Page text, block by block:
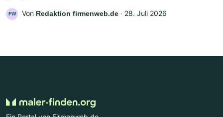
FW Von Redaktion firmenweb.de ‧ 28. Juli 2026